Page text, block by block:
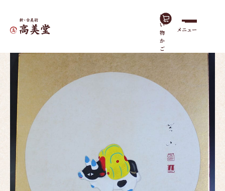
買
い
物
か
ご
メニュー
ホーム作品一覧